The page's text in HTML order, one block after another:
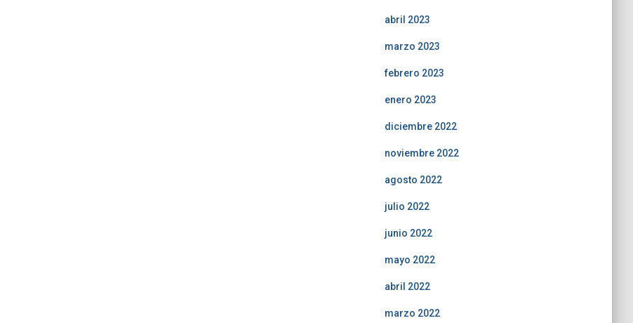
abril 2023
marzo 2023
febrero 2023
enero 2023
diciembre 2022
noviembre 2022
agosto 2022
julio 2022
junio 2022
mayo 2022
abril 2022
marzo 2022